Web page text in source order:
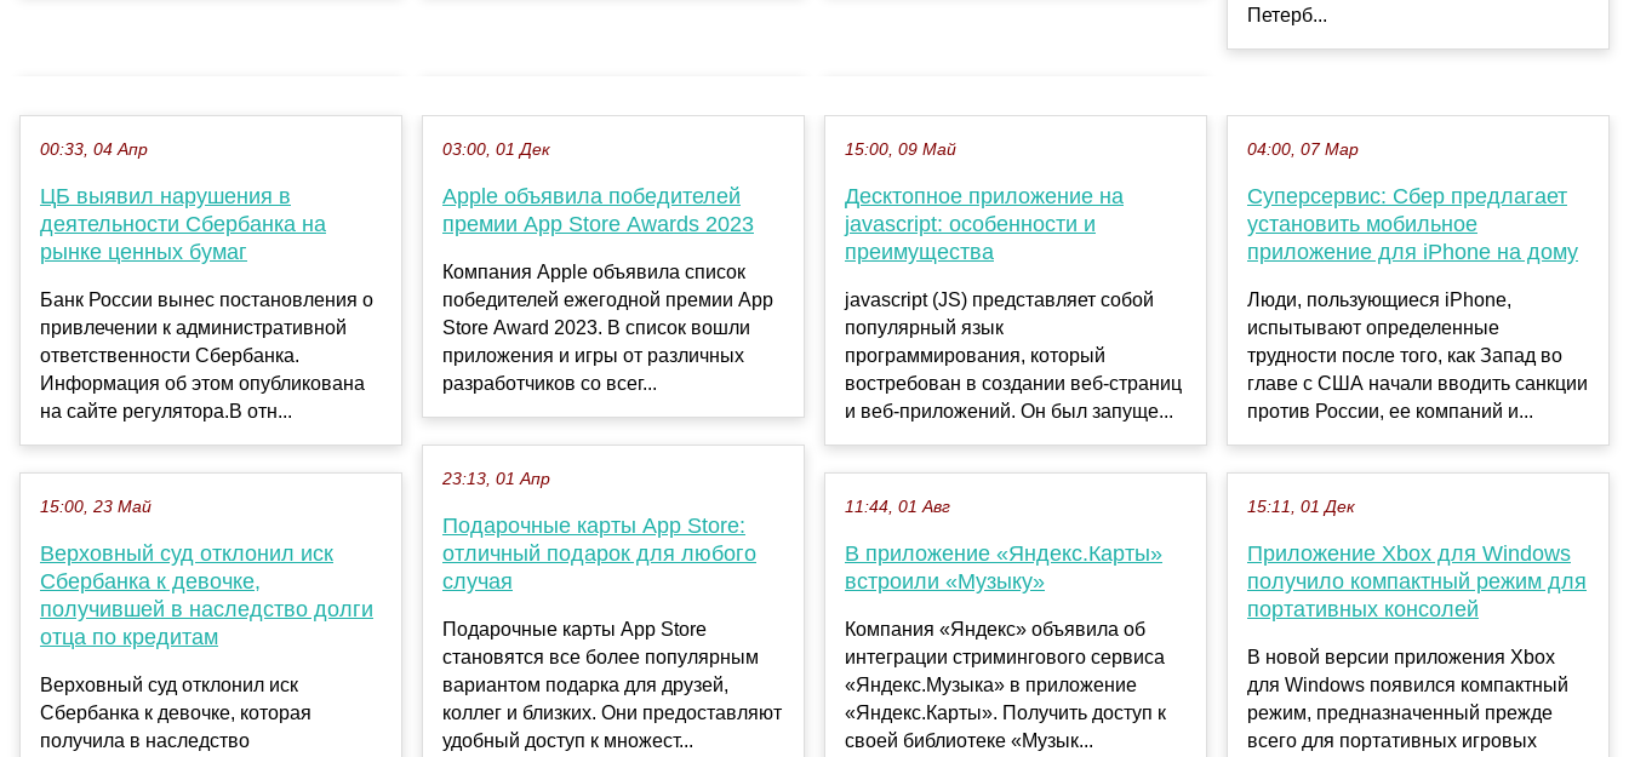
Петерб...
00:33, 04 Апр
ЦБ выявил нарушения в
деятельности Сбербанка на
рынке ценных бумаг
Банк России вынес постановления о
привлечении к административной
ответственности Сбербанка.
Информация об этом опубликована
на сайте регулятора.В отн...
15:00, 23 Май
Верховный суд отклонил иск
Сбербанка к девочке,
получившей в наследство долги
отца по кредитам
Верховный суд отклонил иск
Сбербанка к девочке, которая
получила в наследство
03:00, 01 Дек
Apple объявила победителей
премии App Store Awards 2023
Компания Apple объявила список
победителей ежегодной премии App
Store Award 2023. В список вошли
приложения и игры от различных
разработчиков со всег...
23:13, 01 Апр
Подарочные карты App Store:
отличный подарок для любого
случая
Подарочные карты App Store
становятся все более популярным
вариантом подарка для друзей,
коллег и близких. Они предоставляют
удобный доступ к множест...
15:00, 09 Май
Десктопное приложение на
jаvascript: особенности и
преимущества
jаvascript (JS) представляет собой
популярный язык
программирования, который
востребован в создании веб-страниц
и веб-приложений. Он был запуще...
11:44, 01 Авг
В приложение «Яндекс.Карты»
встроили «Музыку»
Компания «Яндекс» объявила об
интеграции стримингового сервиса
«Яндекс.Музыка» в приложение
«Яндекс.Карты». Получить доступ к
своей библиотеке «Музык...
04:00, 07 Мар
Суперсервис: Сбер предлагает
установить мобильное
приложение для iPhone на дому
Люди, пользующиеся iPhone,
испытывают определенные
трудности после того, как Запад во
главе с США начали вводить санкции
против России, ее компаний и...
15:11, 01 Дек
Приложение Xbox для Windows
получило компактный режим для
портативных консолей
В новой версии приложения Xbox
для Windows появился компактный
режим, предназначенный прежде
всего для портативных игровых